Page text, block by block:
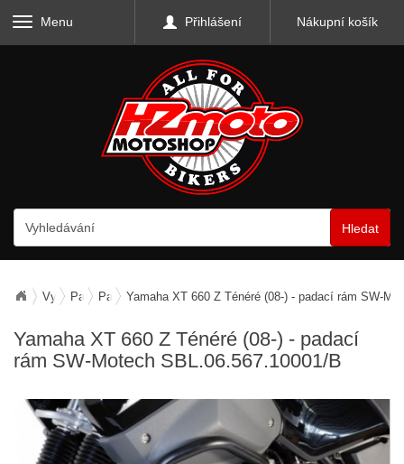
Menu Přihlášení Nákupní košík
Hledat
Vybavení motocyklu
Padací rámy a protektory
Padací rámy
Yamaha XT 660 Z Ténéré (08-) - padací rám SW-
Yamaha XT 660 Z Ténéré (08-) - padací
rám SW-Motech SBL.06.567.10001/B